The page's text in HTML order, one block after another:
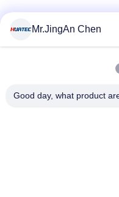
populaire
Mr.JingAn Chen
Good day, what product